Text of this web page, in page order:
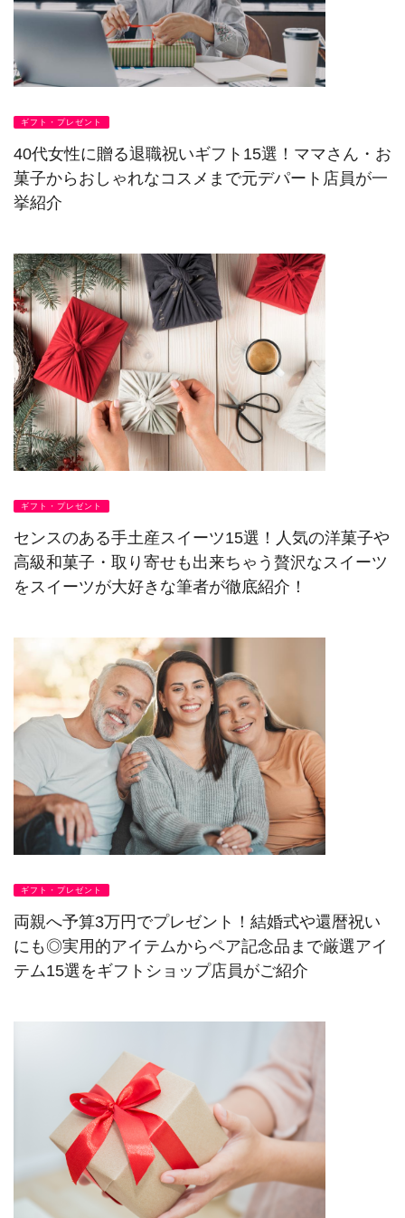
ギフト・プレゼント
40代女性に贈る退職祝いギフト15選！ママさん・お
菓子からおしゃれなコスメまで元デパート店員が一
挙紹介
ギフト・プレゼント
センスのある手土産スイーツ15選！人気の洋菓子や
高級和菓子・取り寄せも出来ちゃう贅沢なスイーツ
をスイーツが大好きな筆者が徹底紹介！
ギフト・プレゼント
両親へ予算3万円でプレゼント！結婚式や還暦祝い
にも◎実用的アイテムからペア記念品まで厳選アイ
テム15選をギフトショップ店員がご紹介